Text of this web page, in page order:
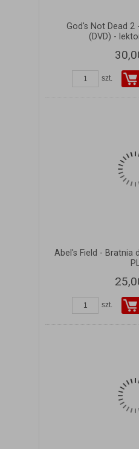
God's Not Dead 2
(DVD) -
szt.
Abel's Field - Bratnia
szt.